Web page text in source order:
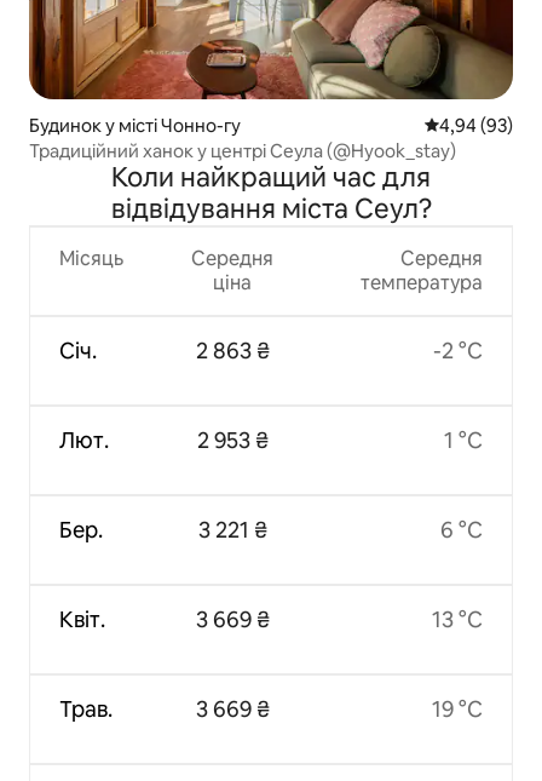
Будинок у місті Чонно-гу Середня
4,94 (93)
Традиційний ханок у центрі Сеула (@Hyook_stay)
Коли найкращий час для
відвідування міста Сеул?
Місяць
Січ.
Лют.
Бер.
Квіт.
Трав.
Середня
ціна
2 863 ₴
2 953 ₴
3 221 ₴
3 669 ₴
3 669 ₴
Середня
температура
-2 °C
1 °C
6 °C
13 °C
19 °C